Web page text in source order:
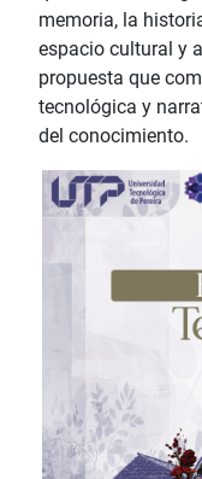
memoria, la
espacio cultural y
propuesta que
tecnológica y
del conocimiento.